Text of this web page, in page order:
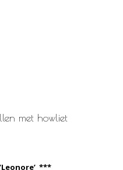
met howliet
***